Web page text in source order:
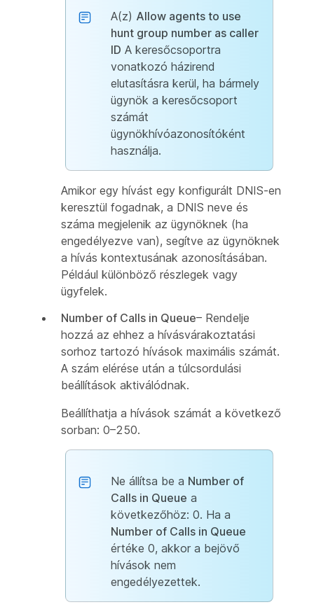
A(z) Allow agents to use
hunt group number as caller
ID A keresőcsoportra
vonatkozó házirend
elutasításra kerül, ha bármely
ügynök a keresőcsoport
számát
ügynökhívóazonosítóként
használja.
Amikor egy hívást egy konfigurált DNIS-en
keresztül fogadnak, a DNIS neve és
száma megjelenik az ügynöknek (ha
engedélyezve van), segítve az ügynöknek
a hívás kontextusának azonosításában.
Például különböző részlegek vagy
ügyfelek.
Number of Calls in Queue– Rendelje
hozzá az ehhez a hívásvárakoztatási
sorhoz tartozó hívások maximális számát.
A szám elérése után a túlcsordulási
beállítások aktiválódnak.
Beállíthatja a hívások számát a következő
sorban: 0–250.
Ne állítsa be a Number of
Calls in Queue a
következőhöz: 0. Ha a
Number of Calls in Queue
értéke 0, akkor a bejövő
hívások nem
engedélyezettek.